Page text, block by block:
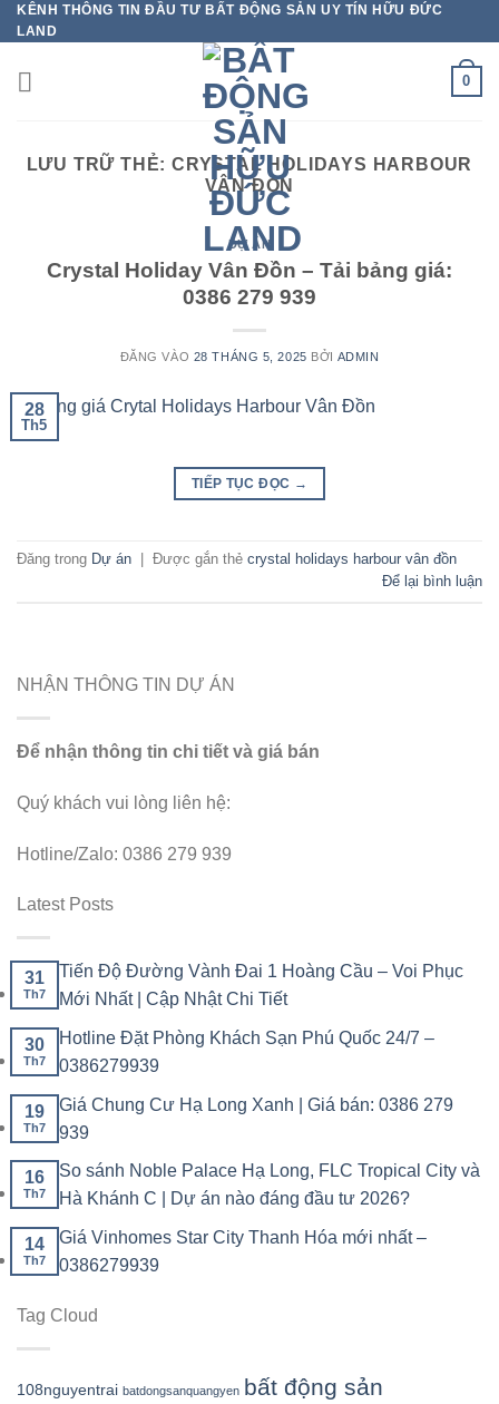
Bỏ
qua
nội
dung
KÊNH THÔNG TIN ĐẦU TƯ BẤT ĐỘNG SẢN UY TÍN HỮU ĐỨC
LAND
0
LƯU TRỮ THẺ:CRYSTAL HOLIDAYS HARBOUR
VÂN ĐỒN
DỰ ÁN
Crystal Holiday Vân Đồn – Tải bảng giá:
0386 279 939
ĐĂNG VÀO 28 THÁNG 5, 2025 BỞI ADMIN
28
Th5
TIẾP TỤC ĐỌC →
Đăng trong Dự án Được gắn thẻ crystal holidays harbour vân đồn
Để lại bình luận
NHẬN THÔNG TIN DỰ ÁN
Để nhận thông tin chi tiết và giá bán
Quý khách vui lòng liên hệ:
Hotline/Zalo: 0386 279 939
Latest Posts
31
Th7
Tiến Độ Đường Vành Đai 1 Hoàng Cầu – Voi Phục
Mới Nhất | Cập Nhật Chi Tiết
30
Th7
Hotline Đặt Phòng Khách Sạn Phú Quốc 24/7 –
0386279939
19
Th7
Giá Chung Cư Hạ Long Xanh | Giá bán: 0386 279
939
16
Th7
So sánh Noble Palace Hạ Long, FLC Tropical City và
Hà Khánh C | Dự án nào đáng đầu tư 2026?
14
Th7
Giá Vinhomes Star City Thanh Hóa mới nhất –
0386279939
Tag Cloud
108nguyentrai batdongsanquangyen bất động sản